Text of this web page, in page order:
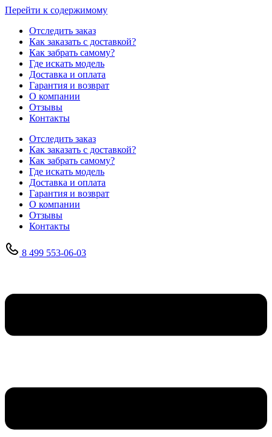
Перейти к содержимому
Отследить заказ
Как заказать с доставкой?
Как забрать самому?
Где искать модель
Доставка и оплата
Гарантия и возврат
О компании
Отзывы
Контакты
Отследить заказ
Как заказать с доставкой?
Как забрать самому?
Где искать модель
Доставка и оплата
Гарантия и возврат
О компании
Отзывы
Контакты
8 499 553-06-03